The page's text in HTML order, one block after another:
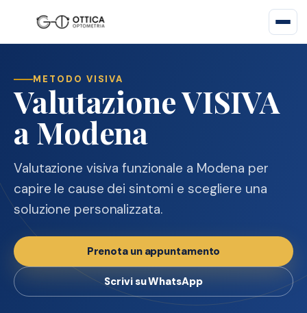
METODO VISIVA
Valutazione VISIVA
a Modena
Valutazione visiva funzionale a Modena per
capire le cause dei sintomi e scegliere una
soluzione personalizzata.
Prenota un appuntamento
Scrivi su WhatsApp